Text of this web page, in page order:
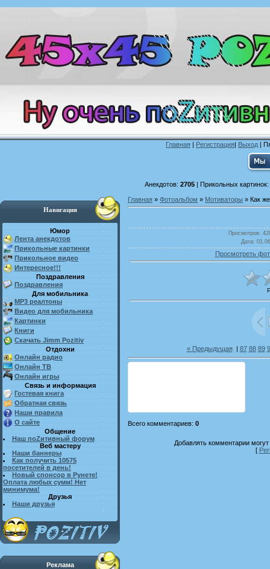
Главная | Регистрация| Выход |
Анекдотов: 2705| Прикольных картинок:
Навигация
Юмор
Лента анекдотов
Прикольные картинки
Прикольное видео
Интересное!!!
Поздравления
Поздравления
Для мобильника
MP3 реалтоны
Видео для мобильника
Картинки
Книги
Скачать Jimm Pozitiv
Отдохни
Онлайн радио
Онлайн ТВ
Онлайн игры
Связь и информация
Гостевая книга
Обратная связь
Наши правила
О сайте
Общение
Наш поZитивный форум
Веб мастеру
Наши баннеры
Как получить 10575
посетителей в день!
Новый спонсор в Рунете!
Оплата любых сумм! Нет
минимума!
Друзья
Наши друзья
Реклама
Главная » Фотоальбом » Мотиваторы » Как
Просмотров:
Дата:
Просмотреть
« Предыдущая| 87 88 89
Всего комментариев: 0
Добавлять комментарии
[